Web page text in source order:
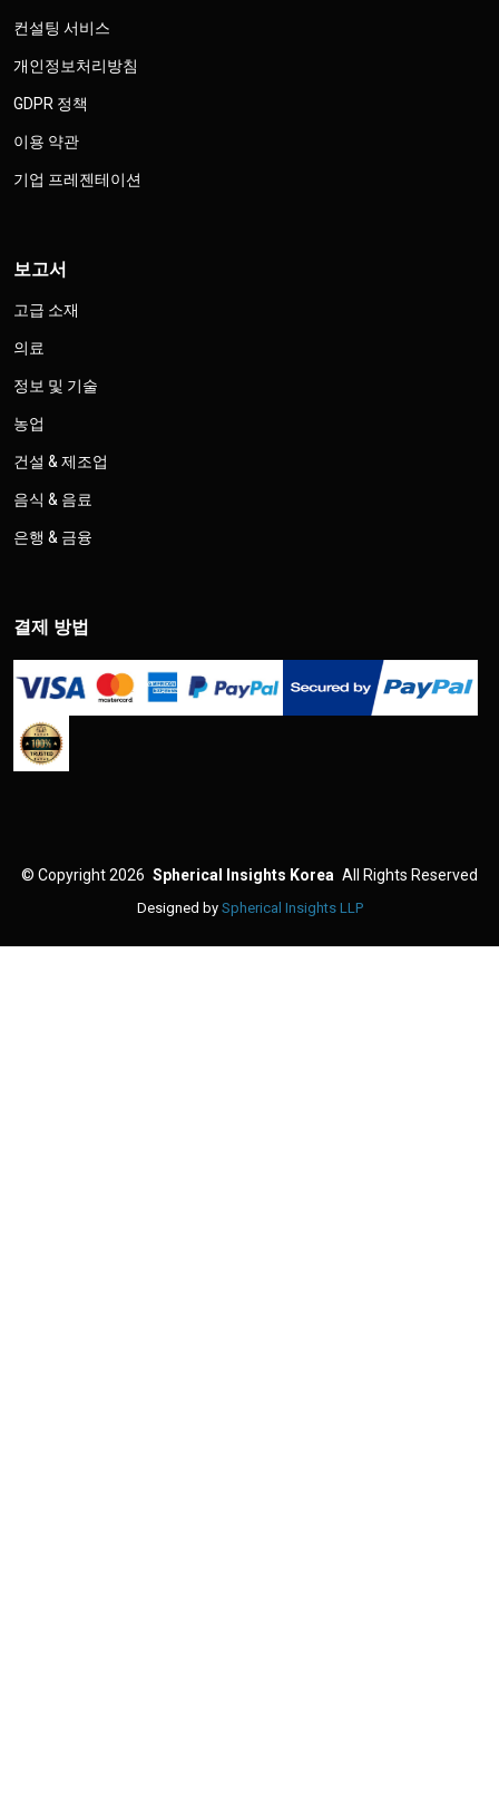
컨설팅 서비스
개인정보처리방침
GDPR 정책
이용 약관
기업 프레젠테이션
보고서
고급 소재
의료
정보 및 기술
농업
건설 & 제조업
음식 & 음료
은행 & 금융
결제 방법
© Copyright 2026 Spherical Insights Korea All Rights Reserved
Designed by Spherical Insights LLP